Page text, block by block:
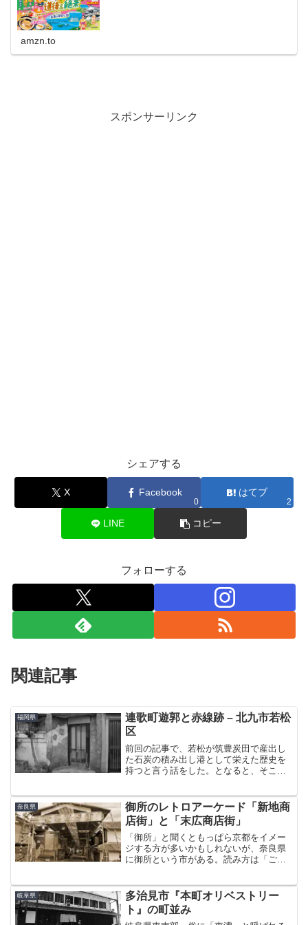
amzn.to
スポンサーリンク
シェアする
X Facebook
0
はてブ
2
LINE コピー
フォローする
関連記事
福岡県
連歌町遊郭と赤線跡 – 北九市若松
区
前回の記事で、若松が筑豊炭田で産出し
た石炭の積み出し港として栄えた歴史を
持つと言う話をした。となると、そこに
る。実はこの旧連歌町。大正町商店街の
すぐそばで見かけた「大黒市...
奈良県
御所のレトロアーケード「新地商
店街」と「末広商店街」
「御所」と聞くともっぱら京都をイメー
ジする方が多いかもしれないが、奈良県
に御所という市がある。読み方は「ごし
接しており乗り換えも容易にできる。ず
いぶん利便性の高い街だ...
岐阜県
多治見市『本町オリベストリー
ト』の町並み